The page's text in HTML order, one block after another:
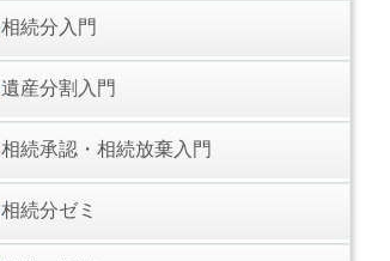
相続分入門
遺産分割入門
相続承認・相続放棄入門
相続分ゼミ